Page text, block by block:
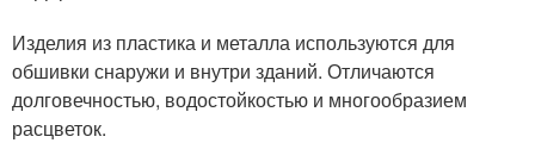
Изделия из пластика и металла используются для
обшивки снаружи и внутри зданий. Отличаются
долговечностью, водостойкостью и многообразием
расцветок.